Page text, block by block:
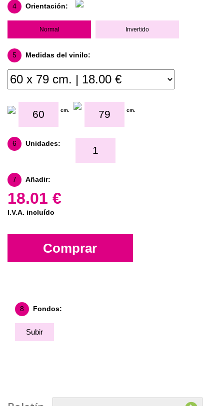
4 Orientación:
Normal Invertido
5 Medidas del vinilo:
cm. cm.
6 Unidades:
7 Añadir:
18.01 €
I.V.A. incluído
Comprar
8 Fondos:
Subir